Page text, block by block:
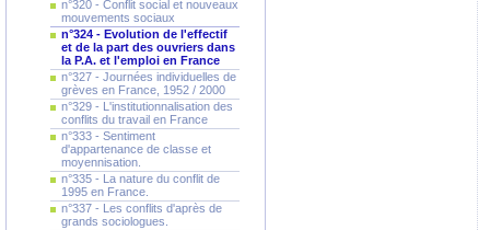
n°320 - Conflit social et nouveaux
mouvements sociaux
n°324 - Evolution de l'effectif
et de la part des ouvriers dans
la P.A. et l'emploi en France
n°327 - Journées individuelles de
grèves en France, 1952 / 2000
n°329 - L'institutionnalisation des
conflits du travail en France
n°333 - Sentiment
d'appartenance de classe et
moyennisation.
n°335 - La nature du conflit de
1995 en France.
n°337 - Les conflits d'après de
grands sociologues.